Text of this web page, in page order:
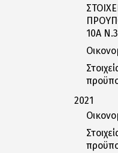
10Α
2021